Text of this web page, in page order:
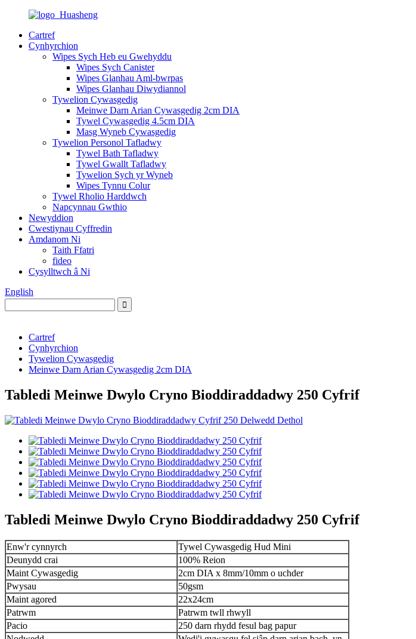
Cartref
Cynhyrchion
Wipes Sych Heb eu Gwehyddu
Wipes Sych Canister
Wipes Glanhau Aml-bwrpas
Wipes Glanhau Diwydiannol
Tywelion Cywasgedig
Meinwe Darn Arian Cywasgedig 2cm DIA
Tywel Cywasgedig 4.5cm DIA
Masg Wyneb Cywasgedig
Tywelion Personol Tafladwy
Tywel Bath Tafladwy
Tywel Gwallt Tafladwy
Tywelion Sych yr Wyneb
Wipes Tynnu Colur
Tywel Rholio Harddwch
Napcynnau Gwthio
Newyddion
Cwestiynau Cyffredin
Amdanom Ni
Taith Ffatri
fideo
Cysylltwch â Ni
English
Cartref
Cynhyrchion
Tywelion Cywasgedig
Meinwe Darn Arian Cywasgedig 2cm DIA
Tabledi Meinwe Dwylo Cryno Bioddiraddadwy 250 Cyfrif
Tabledi Meinwe Dwylo Cryno Bioddiraddadwy 250 Cyfrif
Enw'r cynnyrch
Tywel Cywasgedig Hud Mini
Deunydd crai
100% Reion
Maint Cywasgedig
2cm DIA x 8mm/10mm o uchder
Pwysau
50gsm
Maint agored
22x24cm
Patrwm
Patrwm twll rhwyll
Pacio
250 darn rhydd fesul bag papur